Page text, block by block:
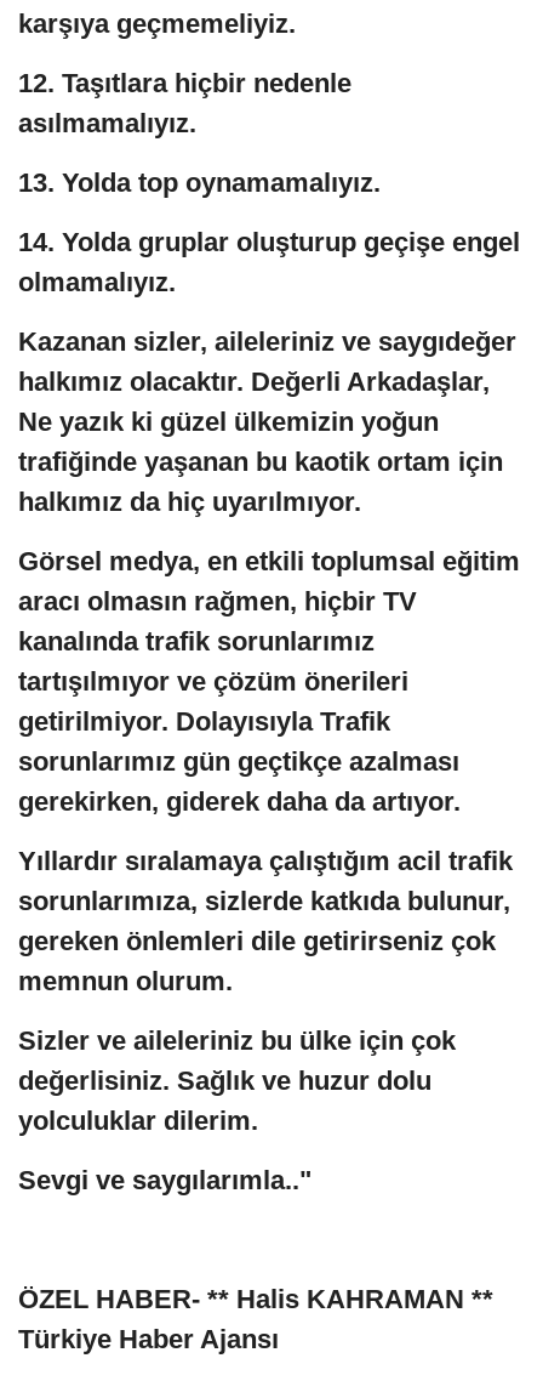
karşıya geçmemeliyiz.
12. Taşıtlara hiçbir nedenle
asılmamalıyız.
13. Yolda top oynamamalıyız.
14. Yolda gruplar oluşturup geçişe engel
olmamalıyız.
Kazanan sizler, aileleriniz ve saygıdeğer
halkımız olacaktır. Değerli Arkadaşlar,
Ne yazık ki güzel ülkemizin yoğun
trafiğinde yaşanan bu kaotik ortam için
halkımız da hiç uyarılmıyor.
Görsel medya, en etkili toplumsal eğitim
aracı olmasın rağmen, hiçbir TV
kanalında trafik sorunlarımız
tartışılmıyor ve çözüm önerileri
getirilmiyor. Dolayısıyla Trafik
sorunlarımız gün geçtikçe azalması
gerekirken, giderek daha da artıyor.
Yıllardır sıralamaya çalıştığım acil trafik
sorunlarımıza, sizlerde katkıda bulunur,
gereken önlemleri dile getirirseniz çok
memnun olurum.
Sizler ve aileleriniz bu ülke için çok
değerlisiniz. Sağlık ve huzur dolu
yolculuklar dilerim.
Sevgi ve saygılarımla.."
ÖZEL HABER- ** Halis KAHRAMAN **
Türkiye Haber Ajansı